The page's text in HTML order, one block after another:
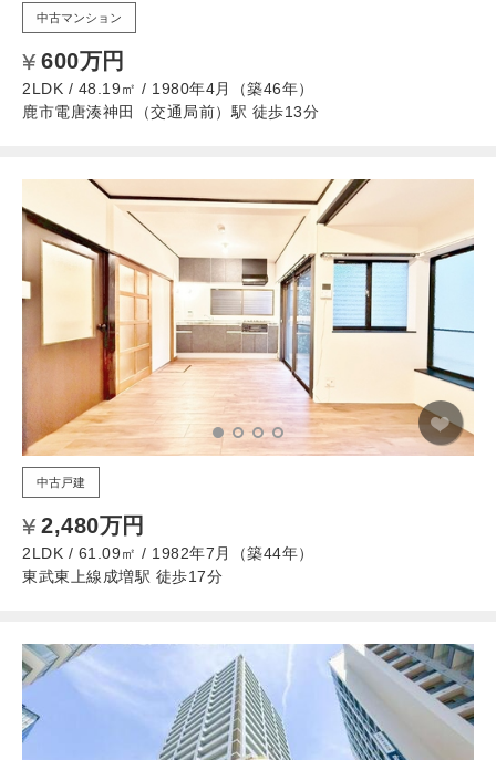
中古マンション
600万円
2LDK / 48.19㎡ / 1980年4月（築46年）
鹿市電唐湊神田（交通局前）駅 徒歩13分
中古戸建
2,480万円
2LDK / 61.09㎡ / 1982年7月（築44年）
東武東上線成増駅 徒歩17分